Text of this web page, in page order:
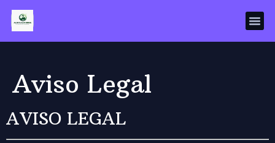
Aviso Legal
AVISO LEGAL